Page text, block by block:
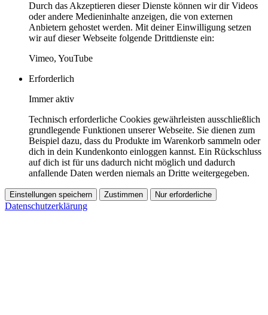
Durch das Akzeptieren dieser Dienste können wir dir Videos
oder andere Medieninhalte anzeigen, die von externen
Anbietern gehostet werden. Mit deiner Einwilligung setzen
wir auf dieser Webseite folgende Drittdienste ein:
Vimeo, YouTube
Erforderlich
Immer aktiv
Technisch erforderliche Cookies gewährleisten ausschließlich
grundlegende Funktionen unserer Webseite. Sie dienen zum
Beispiel dazu, dass du Produkte im Warenkorb sammeln oder
dich in dein Kundenkonto einloggen kannst. Ein Rückschluss
auf dich ist für uns dadurch nicht möglich und dadurch
anfallende Daten werden niemals an Dritte weitergegeben.
Einstellungen speichern Zustimmen Nur erforderliche
Datenschutzerklärung